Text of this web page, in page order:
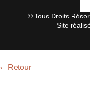
© Tous Droits
Site
Retour